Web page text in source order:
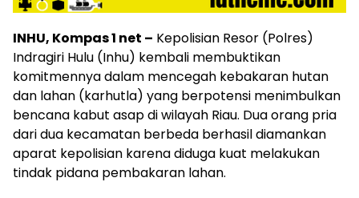
INHU, Kompas 1 net – Kepolisian Resor (Polres)
Indragiri Hulu (Inhu) kembali membuktikan
komitmennya dalam mencegah kebakaran hutan
dan lahan (karhutla) yang berpotensi menimbulkan
bencana kabut asap di wilayah Riau. Dua orang pria
dari dua kecamatan berbeda berhasil diamankan
aparat kepolisian karena diduga kuat melakukan
tindak pidana pembakaran lahan.